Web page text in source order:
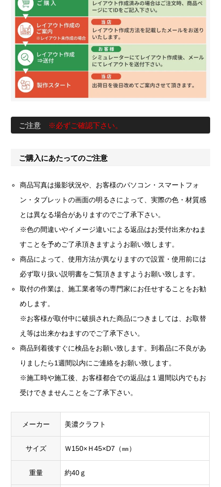
ご注意 ※必ずご確認下さい。
ご購入にあたってのご注意
商品写真は撮影状況や、お客様のパソコン・スマートフォ
ン・タブレットの画面の明るさによって、実際の色・材質感
とは異なる場合がありますのでご了承下さい。
※色の間違いやイメージ違いによる返品はお受付出来かねま
すことを予めご了承頂きますようお願い致します。
商品によって、使用方法が異なりますので設置・使用前には
必ず取り扱い説明書をご覧頂きますようお願い致します。
取付の作業は、施工業者等の専門家にお任せすることをお勧
めします。
※お客様が取付中に破損された商品につきましては、お取替
え等は出来かねますのでご了承下さい。
商品到着後すぐに検品をお願い致します。到着品に不良があ
りましたら1週間以内にご連絡をお願い致します。
※施工時や施工後、お客様都合での返品は１週間以内でもお
受けできませんことをご了承下さい。
メーカー 美濃クラフト
サイズ Ｗ150×Ｈ45×D7（㎜）
重量 約40ｇ